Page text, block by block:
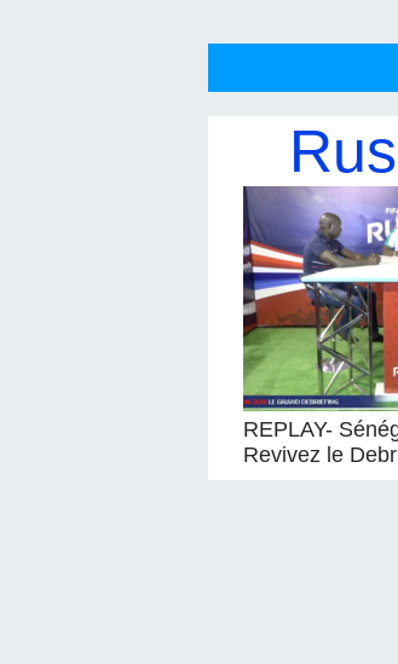
REPLAY-
Revivez le